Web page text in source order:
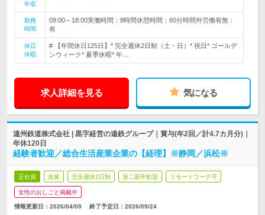
年収
勤務
時間
09:00～18:00実働時間：8時間休憩時間：60分時間外労働有無：
有
休日
休暇
# 【年間休日125日】* 完全週休2日制（土・日）* 祝日* ゴールデ
ンウィーク* 夏季休暇* 年…
求人詳細を見る 気になる
遠州鉄道株式会社 | 黒字経営の遠鉄グループ｜賞与(年2回／計4.7カ月分)｜
年休120日
経験者歓迎／総合生活産業企業の【経理】※静岡／浜松※
正社員 急募 完全週休2日制 第二新卒歓迎 リモートワーク可
女性のおしごと掲載中
情報更新日：2026/04/09 終了予定日： 2026/09/24